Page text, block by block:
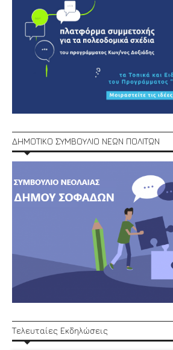
ΔΗΜΟΤΙΚΟ ΣΥΜΒΟΥΛΙΟ ΝΕΩΝ ΠΟΛΙΤΩΝ
Τελευταίες Εκδηλώσεις